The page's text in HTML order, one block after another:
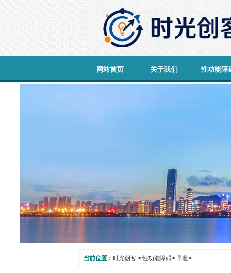
网站首页 关于我们 性功能障
当前位置： 时光创客 >性功能障碍> 早泄>